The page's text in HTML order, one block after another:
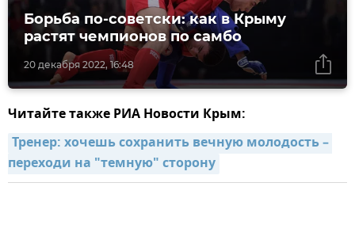
20 декабря 2022, 16:48
Борьба по-советски: как в Крыму
растят чемпионов по самбо
Читайте также РИА Новости Крым:
Тренер: хочешь сохранить вечную молодость –
переходи на "темную" сторону